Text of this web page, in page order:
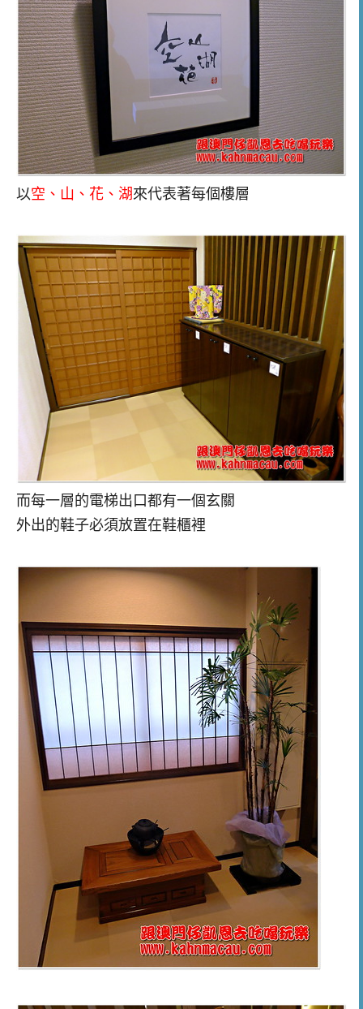
以空、 山 、 花 、 湖來代表著每個樓層
而每一層的電梯出口都有一個玄關
外出的鞋子必須放置在鞋櫃裡